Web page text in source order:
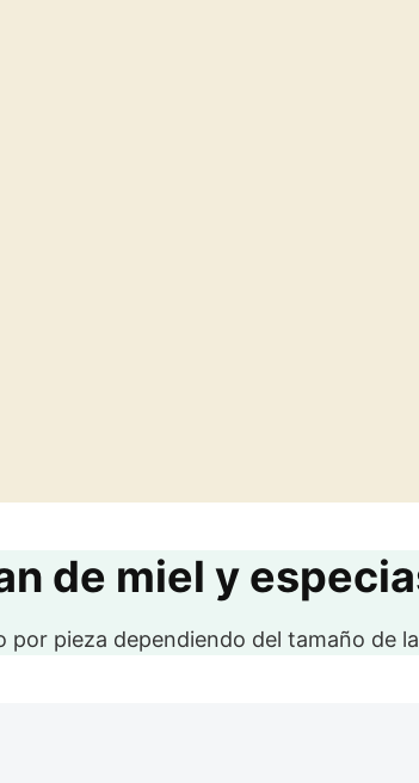
de miel y
por pieza dependiendo del tamaño de